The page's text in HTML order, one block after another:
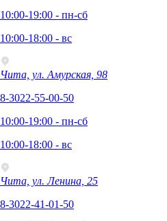
10:00-19:00 - пн-сб
10:00-18:00 - вс
Чита, ул. Амурская, 98
8-3022-55-00-50
10:00-19:00 - пн-сб
10:00-18:00 - вс
Чита, ул. Ленина, 25
8-3022-41-01-50